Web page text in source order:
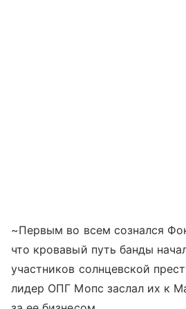
~Первым во всем сознался
что кровавый путь банды
участников солнцевской
лидер ОПГ Мопс заслал их к